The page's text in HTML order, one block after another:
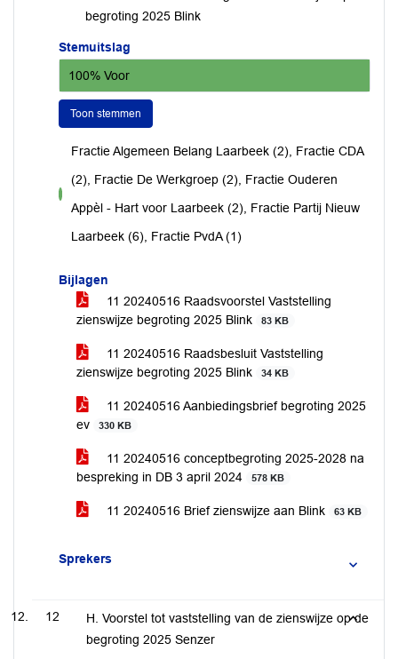
begroting 2025 Blink
Stemuitslag
100% Voor
Toon stemmen
voor
Fractie Algemeen Belang Laarbeek (2), Fractie CDA
(2), Fractie De Werkgroep (2), Fractie Ouderen
Appèl - Hart voor Laarbeek (2), Fractie Partij Nieuw
Laarbeek (6), Fractie PvdA (1)
Bijlagen
11 20240516 Raadsvoorstel Vaststelling
zienswijze begroting 2025 Blink
83 KB
11 20240516 Raadsbesluit Vaststelling
zienswijze begroting 2025 Blink
34 KB
11 20240516 Aanbiedingsbrief begroting 2025
ev
330 KB
11 20240516 conceptbegroting 2025-2028 na
bespreking in DB 3 april 2024
578 KB
11 20240516 Brief zienswijze aan Blink 63 KB
Sprekers
12
H. Voorstel tot vaststelling van de zienswijze op de
begroting 2025 Senzer